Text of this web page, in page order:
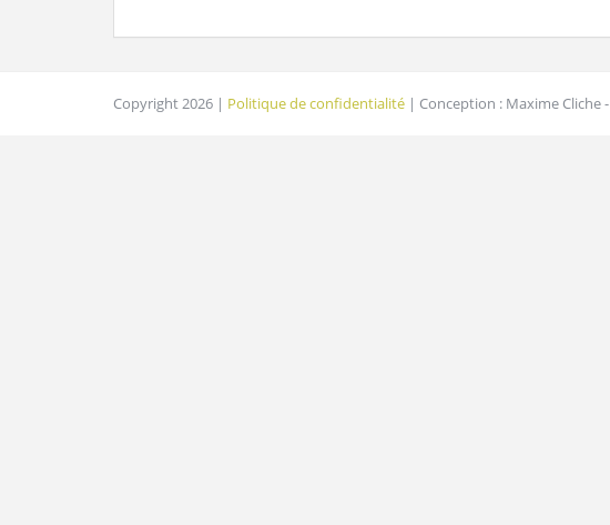
Copyright 2026 | Politique de confidentialité | Conception : Maxime Cliche -